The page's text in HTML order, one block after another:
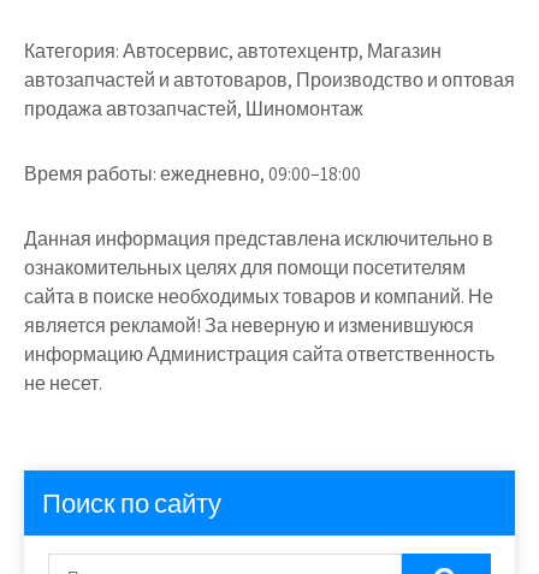
Категория:Автосервис, автотехцентр, Магазин
автозапчастей и автотоваров, Производство и оптовая
продажа автозапчастей, Шиномонтаж
Время работы:ежедневно, 09:00–18:00
Данная информация представлена исключительно в
ознакомительных целях для помощи посетителям
сайта в поиске необходимых товаров и компаний. Не
является рекламой! За неверную и изменившуюся
информацию Администрация сайта ответственность
не несет.
Поиск по сайту